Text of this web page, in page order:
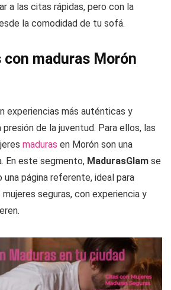
a las citas rápidas, pero con la
la comodidad de tu sofá.
con maduras Morón
experiencias más auténticas y
de la juventud. Para ellos, las
maduras en Morón son una
En este segmento, MadurasGlam se
una página referente, ideal para
seguras, con experiencia y